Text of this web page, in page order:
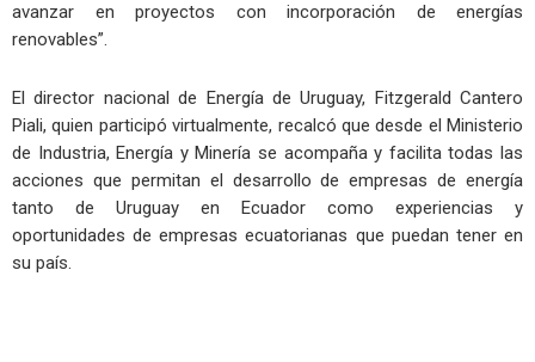
avanzar en proyectos con incorporación de energías
renovables”.
El director nacional de Energía de Uruguay, Fitzgerald Cantero
Piali, quien participó virtualmente, recalcó que desde el Ministerio
de Industria, Energía y Minería se acompaña y facilita todas las
acciones que permitan el desarrollo de empresas de energía
tanto de Uruguay en Ecuador como experiencias y
oportunidades de empresas ecuatorianas que puedan tener en
su país.